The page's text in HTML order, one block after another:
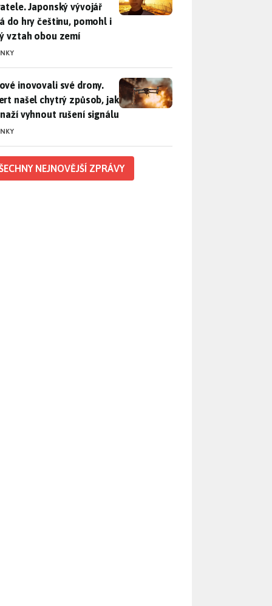
Japonský vývojář
do hry češtinu, pomohl i
vztah obou zemí
inovovali své drony. Expert našel chytrý způsob, jak se
inovovali své drony.
našel chytrý způsob, jak
vyhnout rušení signálu
NEJNOVĚJŠÍ ZPRÁVY